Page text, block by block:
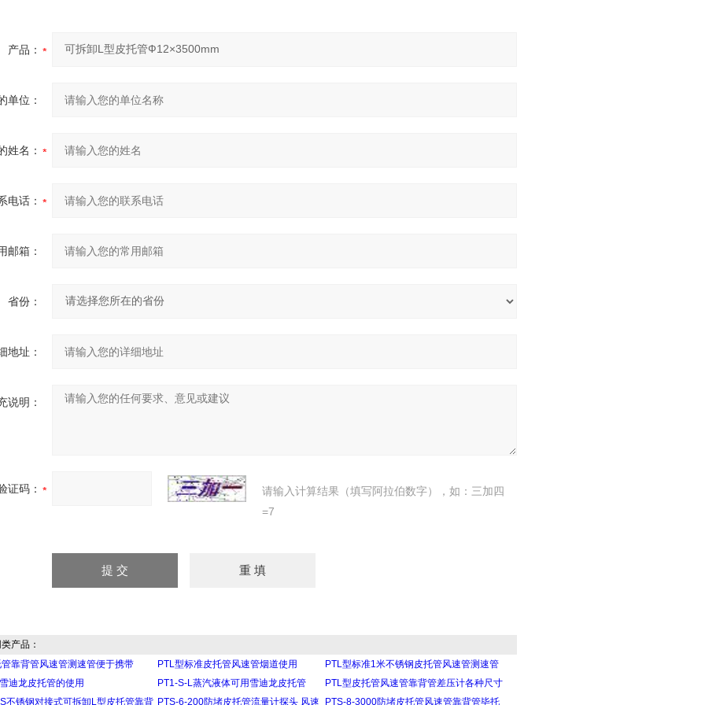
产品：
单位：
姓名：
电话：
邮箱：
省份：
地址：
说明：
证码：
请输入计算结果（填写阿拉伯数字），如：三加四
=7
产品：
靠背管风速管测速管便于携带
PTL型标准皮托管风速管烟道使用
PTL型标准1米不锈钢皮托管风速管测速管
迪龙皮托管的使用
PT1-S-L蒸汽液体可用雪迪龙皮托管
PTL型皮托管风速管靠背管差压计各种尺寸
不锈钢对接式可拆卸L型皮托管靠背 PTS-6-200防堵皮托管流量计探头 风速 PTS-8-3000防堵皮托管风速管靠背管毕托